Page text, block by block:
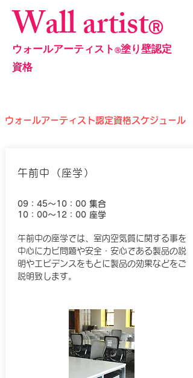
Wall artistⓇ
​ウォールアーティストⓇ塗り壁認定
資格
ウォールアーティスト認定資格スケジュール
午前中​（座学）
09：45～10：00 集合
10：00～12：00 座学
午前中の座学では、室内空気質に関する事を
中心にカビ問題や安全・安心である製品の説
明やエビデンスをもとに製品の効果などをご
説明致します。